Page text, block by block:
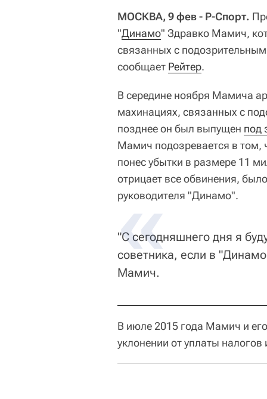
МОСКВА, 9 фев - Р-Спорт.
"Динамо" Здравко Мамич,
связанных с
сообщает Рейтер.
В середине ноября Мамича
махинациях, связанных с
позднее он был выпущен под
Мамич подозревается в том,
понес убытки в размере 11
отрицает все обвинения,
руководителя "Динамо".
"С сегодняшнего дня я
советника, если в
Мамич.
В июле 2015 года Мамич и
уклонении от уплаты